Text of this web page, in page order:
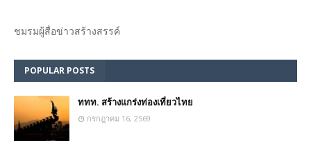
ชมรม​ผู้สื่อข่าวสร้างสรรค์​
POPULAR POSTS
ททท. สร้างแกร่งท่องเที่ยวไทย
กรกฎาคม 16, 2569